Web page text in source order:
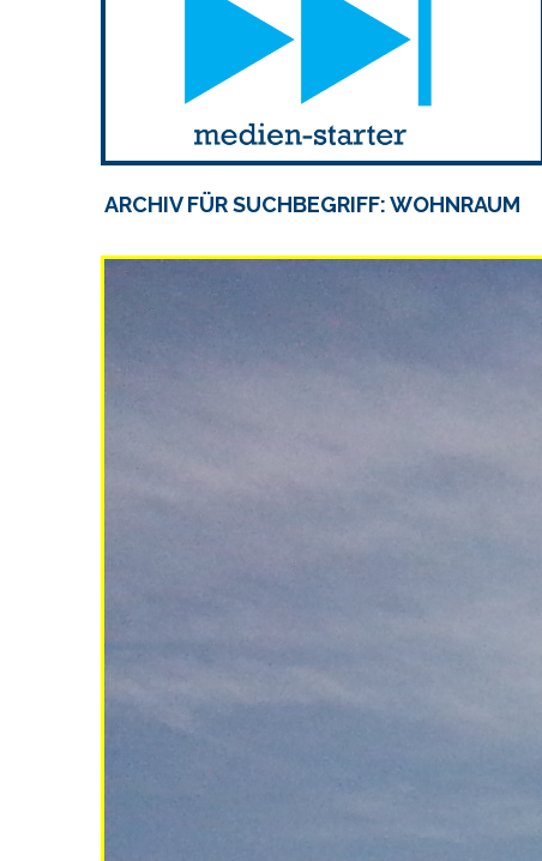
ARCHIV FÜR SUCHBEGRIFF: WOHNRAUM